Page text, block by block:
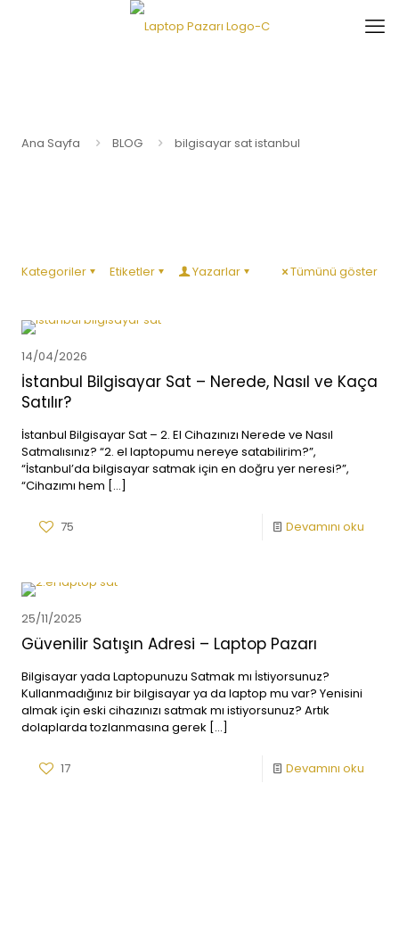
Ana Sayfa BLOG bilgisayar sat istanbul
Kategoriler Etiketler Yazarlar Tümünü göster
14/04/2026
İstanbul Bilgisayar Sat – Nerede, Nasıl ve Kaça
Satılır?
İstanbul Bilgisayar Sat – 2. El Cihazınızı Nerede ve Nasıl
Satmalısınız? “2. el laptopumu nereye satabilirim?”,
“İstanbul’da bilgisayar satmak için en doğru yer neresi?”,
“Cihazımı hem […]
75 Devamını oku
25/11/2025
Güvenilir Satışın Adresi – Laptop Pazarı
Bilgisayar yada Laptopunuzu Satmak mı İstiyorsunuz?
Kullanmadığınız bir bilgisayar ya da laptop mu var? Yenisini
almak için eski cihazınızı satmak mı istiyorsunuz? Artık
dolaplarda tozlanmasına gerek […]
17 Devamını oku